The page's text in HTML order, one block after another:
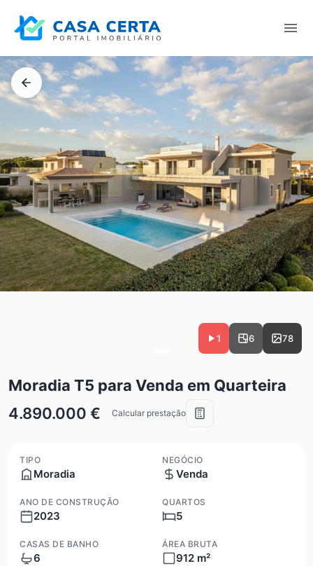
1 6 78
Moradia T5 para Venda em Quarteira
4.890.000 €
Calcular prestação
TIPO
Moradia
NEGÓCIO
Venda
ANO DE CONSTRUÇÃO
2023
QUARTOS
5
CASAS DE BANHO
6
ÁREA BRUTA
912 m²